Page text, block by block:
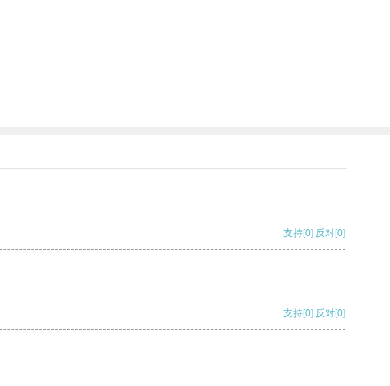
支持[0] 反对[0]
支持[0] 反对[0]